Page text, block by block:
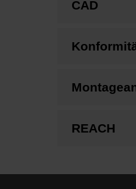
CAD
REACH